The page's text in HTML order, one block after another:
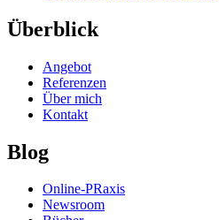
Überblick
Angebot
Referenzen
Über mich
Kontakt
Blog
Online-PRaxis
Newsroom